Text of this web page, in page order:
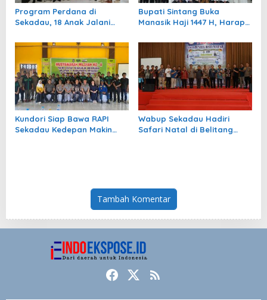
Program Perdana di
Sekadau, 18 Anak Jalani
Gratis
Bupati Sintang Buka
Manasik Haji 1447 H, Harap
Bertambah
Kundori Siap Bawa RAPI
Sekadau Kedepan Makin
Wabup Sekadau Hadiri
Safari Natal di Belitang
Tambah Komentar